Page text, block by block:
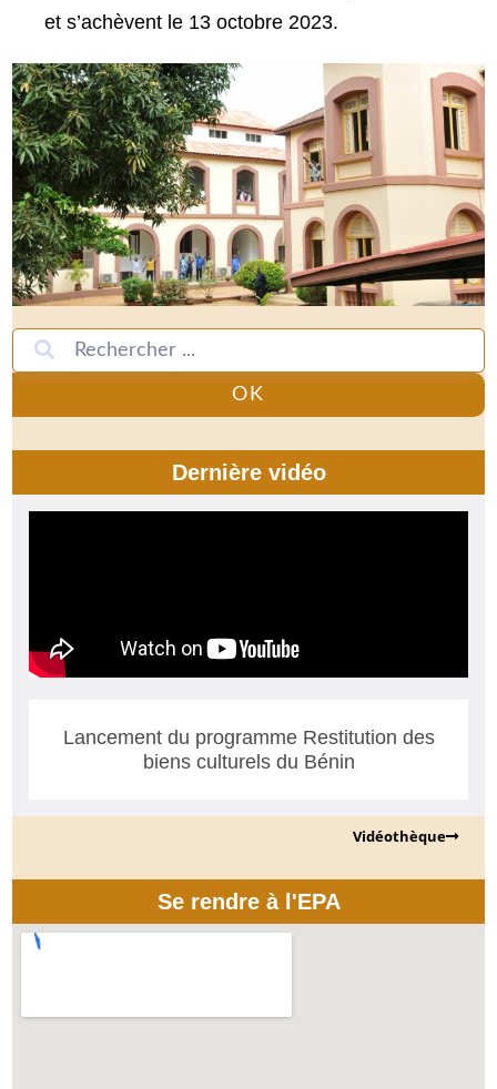
et s’achèvent le 13 octobre 2023.
OK
Dernière vidéo
Lancement du programme Restitution des
biens culturels du Bénin
Vidéothèque
Se rendre à l'EPA